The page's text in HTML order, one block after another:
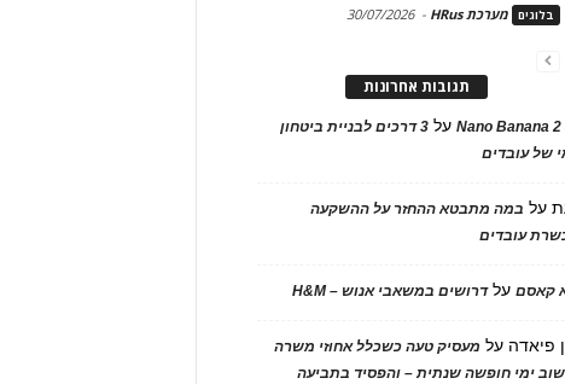
בלוגים מערכת HRus -
30/07/2026
תגובות אחרונות
Nano Banana 2על
3 דרכים לבניית ביטחון
של עובדים
על במה מתבטא ההחזר על ההשקעה
עובדים
קאסםעלדרושים במשאבי אנוש – H&M
פיאדה על מעסיק טעה כשכלל אחוזי משרה
ימי חופשה שנתית – והפסיד בתביעה